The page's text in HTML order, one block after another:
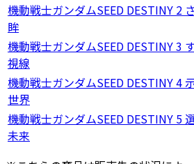
機動戦士ガンダムSEED DESTINY 2
眸
機動戦士ガンダムSEED DESTINY 3
視線
機動戦士ガンダムSEED DESTINY 4
世界
機動戦士ガンダムSEED DESTINY 5
未来